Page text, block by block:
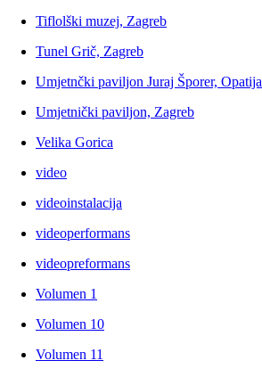
Tiflolški muzej, Zagreb
Tunel Grič, Zagreb
Umjetnčki paviljon Juraj Šporer, Opatija
Umjetnički paviljon, Zagreb
Velika Gorica
video
videoinstalacija
videoperformans
videopreformans
Volumen 1
Volumen 10
Volumen 11